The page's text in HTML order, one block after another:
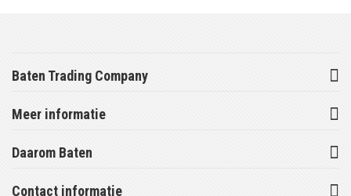
Baten Trading Company
Meer informatie
Daarom Baten
Contact informatie